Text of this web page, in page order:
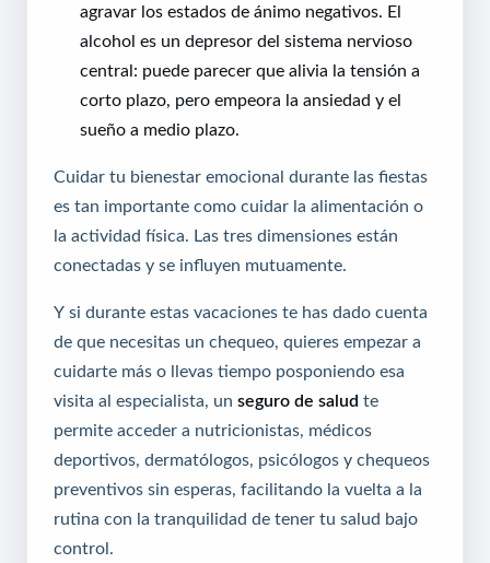
agravar los estados de ánimo negativos. El
alcohol es un depresor del sistema nervioso
central: puede parecer que alivia la tensión a
corto plazo, pero empeora la ansiedad y el
sueño a medio plazo.
Cuidar tu bienestar emocional durante las fiestas
es tan importante como cuidar la alimentación o
la actividad física. Las tres dimensiones están
conectadas y se influyen mutuamente.
Y si durante estas vacaciones te has dado cuenta
de que necesitas un chequeo, quieres empezar a
cuidarte más o llevas tiempo posponiendo esa
visita al especialista, un seguro de salud te
permite acceder a nutricionistas, médicos
deportivos, dermatólogos, psicólogos y chequeos
preventivos sin esperas, facilitando la vuelta a la
rutina con la tranquilidad de tener tu salud bajo
control.